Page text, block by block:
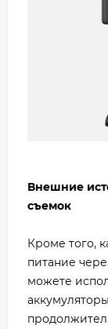
Внешние
съемок
Кроме того,
питание
можете